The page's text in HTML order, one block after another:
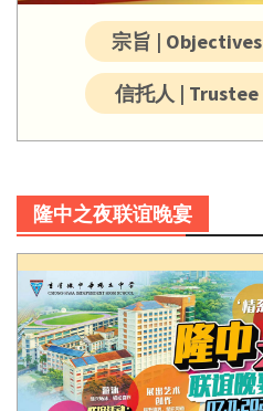
宗旨 | Objectives
信托人 | Trustee
隆中之夜联谊晚宴